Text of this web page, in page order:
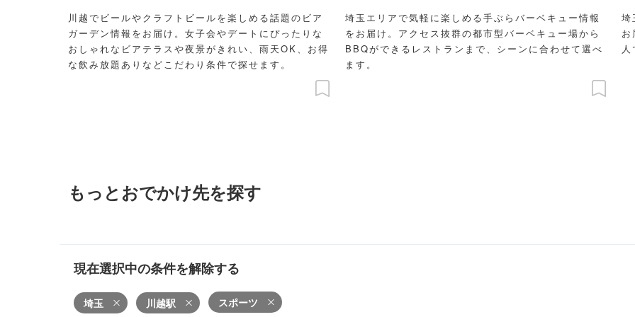
川越でビールやクラフトビールを楽しめる話題のビア
ガーデン情報をお届け。女子会やデートにぴったりな
おしゃれなビアテラスや夜景がきれい、雨天OK、お得
な飲み放題ありなどこだわり条件で探せます。
埼玉エリアで気軽に楽しめる手ぶらバーベキュー情報
をお届け。アクセス抜群の都市型バーベキュー場から
BBQができるレストランまで、シーンに合わせて選べ
ます。
埼
もっとおでかけ先を探す
現在選択中の条件を解除する
埼玉 川越駅 スポーツ